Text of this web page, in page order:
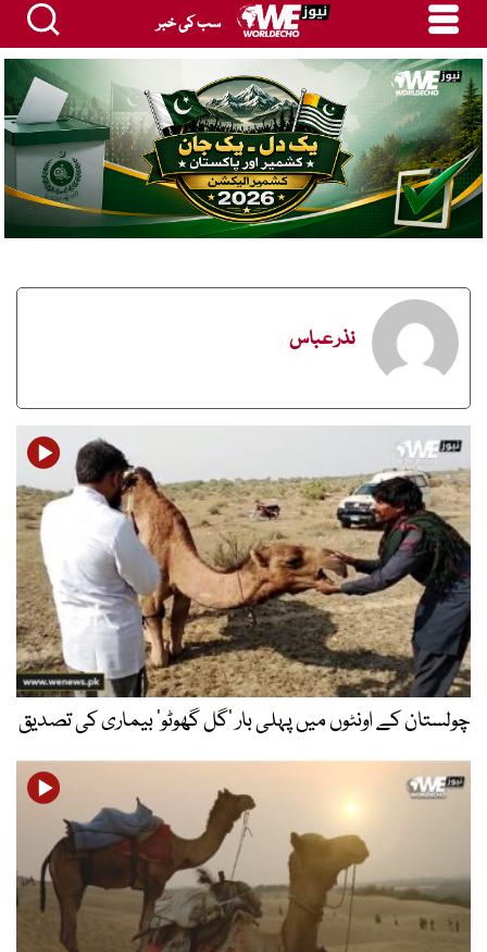
سب کی خبر
نذر عباس
چولستان کے اونٹوں میں پہلی بار ’گل گھوٹو‘ بیماری کی تصدیق